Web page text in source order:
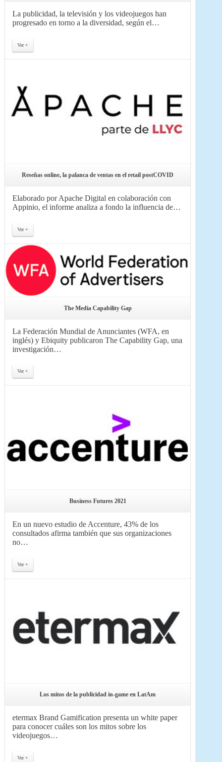
La publicidad, la televisión y los videojuegos han
progresado en torno a la diversidad, según el…
Ver +
Reseñas online, la palanca de ventas en el retail postCOVID
Elaborado por Apache Digital en colaboración con
Appinio, el informe analiza a fondo la influencia de…
Ver +
The Media Capability Gap
La Federación Mundial de Anunciantes (WFA, en
inglés) y Ebiquity publicaron The Capability Gap, una
investigación…
Ver +
Business Futures 2021
En un nuevo estudio de Accenture, 43% de los
consultados afirma también que sus organizaciones
no…
Ver +
Los mitos de la publicidad in-game en LatAm
etermax Brand Gamification presenta un white paper
para conocer cuáles son los mitos sobre los
videojuegos…
Ver +